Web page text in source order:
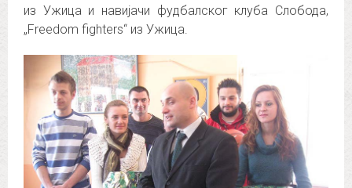
из Ужица и навијачи фудбалског клуба Слобода,
„Freedom fighters“ из Ужица.